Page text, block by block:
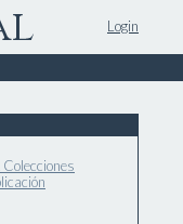
Login